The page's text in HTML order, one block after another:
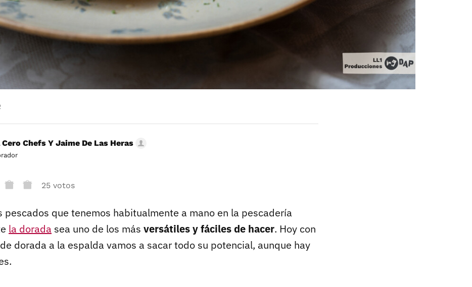
Cero Chefs Y Jaime De Las Heras
25 votos
pescados que tenemos habitualmente a mano en la pescadería
la dorada sea uno de los más versátiles y fáciles de hacer. Hoy con
dorada a la espalda vamos a sacar todo su potencial, aunque hay